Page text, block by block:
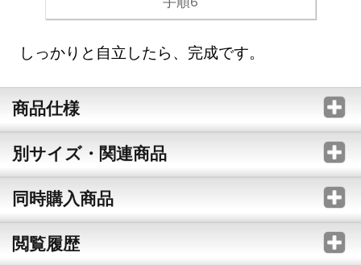
しっかりと自立したら、完成です。
商品仕様
別サイズ・関連商品
同時購入商品
閲覧履歴